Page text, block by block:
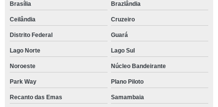
Brasília
Brazlândia
Ceilândia Cruzeiro
Distrito Federal Guará
Lago Norte Lago Sul
Noroeste Núcleo Bandeirante
Park Way Plano Piloto
Recanto das Emas Samambaia